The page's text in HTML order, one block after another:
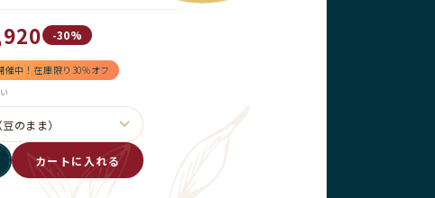
-30%
催中！在庫限り30%オフ
カートに入れる